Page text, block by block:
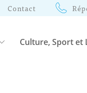
Contact
Culture, Sport et